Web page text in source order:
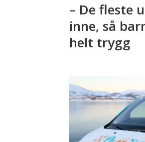
– De fleste
inne, så
helt trygg